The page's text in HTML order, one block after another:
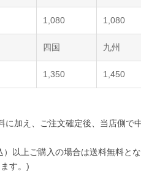
1,080 1,080
四国 九州
1,350 1,450
に加え、ご注文確定後、当店側で
）以上ご購入の場合は送料無料と
す。)